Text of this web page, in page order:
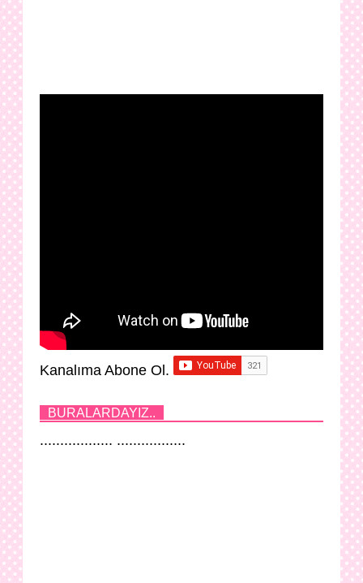
Kanalıma Abone Ol.
BURALARDAYIZ..
.................. .................